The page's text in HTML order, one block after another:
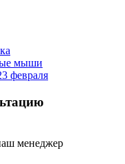
мыши
февраля
менеджер